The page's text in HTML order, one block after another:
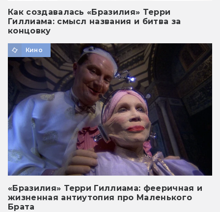
Как создавалась «Бразилия» Терри
Гиллиама: смысл названия и битва за
концовку
Кино
«Бразилия» Терри Гиллиама: фееричная и
жизненная антиутопия про Маленького
Брата